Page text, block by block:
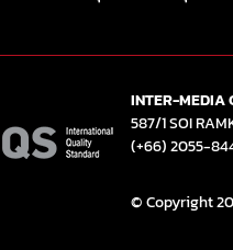
INTER-MEDIA
587/1 SOI
(+66) 2055-
© Copyright